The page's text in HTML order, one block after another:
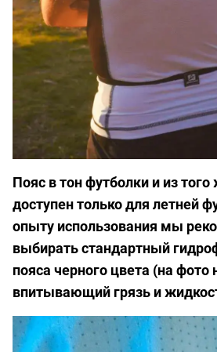
Пояс в тон футболки и из
доступен только для летней
опыту использования мы
выбирать стандартный
пояса черного цвета (на фото
впитывающий грязь и